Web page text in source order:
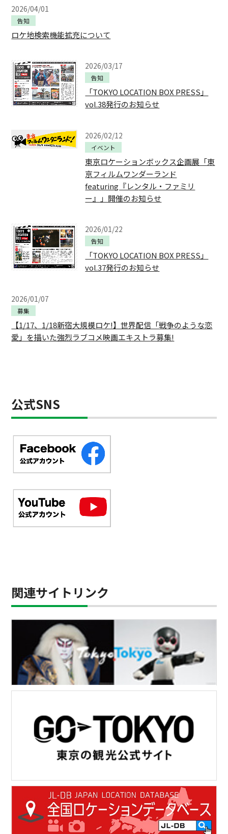
2026/04/01
告知
ロケ地検索機能拡充について
2026/03/17
告知
「TOKYO LOCATION BOX PRESS」
vol.38発行のお知らせ
2026/02/12
イベント
東京ロケーションボックス企画展「東
京フィルムワンダーランド
featuring『レンタル・ファミリ
ー』」開催のお知らせ
2026/01/22
告知
「TOKYO LOCATION BOX PRESS」
vol.37発行のお知らせ
2026/01/07
募集
【1/17、1/18新宿大規模ロケ!】世界配信「戦争のような恋
愛」を描いた強烈ラブコメ映画エキストラ募集!
公式SNS
関連サイトリンク